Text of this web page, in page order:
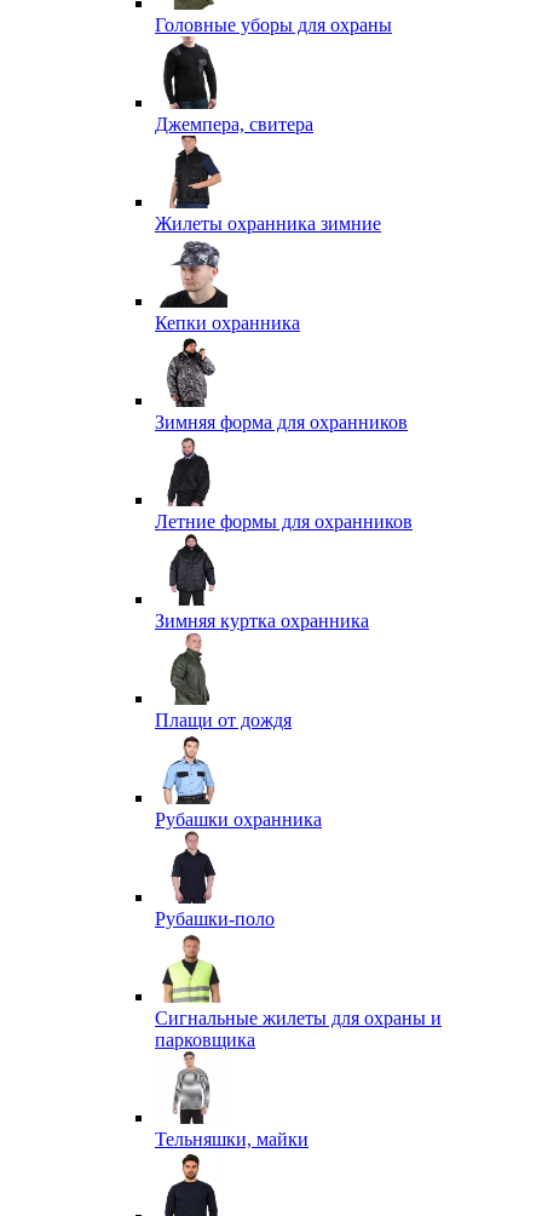
Головные уборы для охраны
Джемпера, свитера
Жилеты охранника зимние
Кепки охранника
Зимняя форма для охранников
Летние формы для охранников
Зимняя куртка охранника
Плащи от дождя
Рубашки охранника
Рубашки-поло
Сигнальные жилеты для охраны и
парковщика
Тельняшки, майки